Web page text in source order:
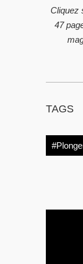
Cliquez
47
TAGS